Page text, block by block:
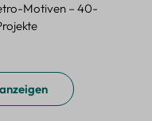
Motiven – 40-